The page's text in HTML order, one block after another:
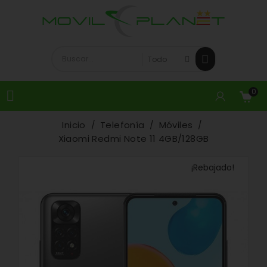
 0
Inicio Telefonía
Móviles
Xiaomi Redmi Note 11 4GB/128GB
¡Rebajado!